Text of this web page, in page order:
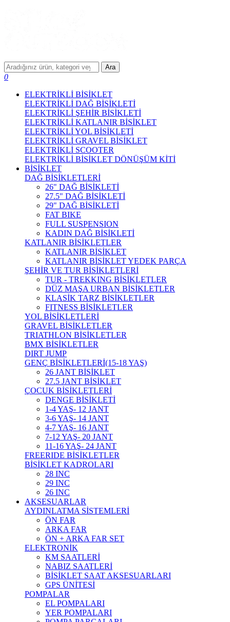
Ara
0
ELEKTRİKLİ BİSİKLET
ELEKTRİKLİ DAĞ BİSİKLETİ
ELEKTRİKLİ ŞEHİR BİSİKLETİ
ELEKTRİKLİ KATLANIR BİSİKLET
ELEKTRİKLİ YOL BİSİKLETİ
ELEKTRİKLİ GRAVEL BİSİKLET
ELEKTRİKLİ SCOOTER
ELEKTRİKLİ BİSİKLET DÖNÜŞÜM KİTİ
BİSİKLET
DAĞ BİSİKLETLERİ
26" DAĞ BİSİKLETİ
27.5" DAĞ BİSİKLETİ
29" DAĞ BİSİKLETİ
FAT BIKE
FULL SUSPENSION
KADIN DAĞ BİSİKLETİ
KATLANIR BİSİKLETLER
KATLANIR BİSİKLET
KATLANIR BİSİKLET YEDEK PARÇA
ŞEHİR VE TUR BİSİKLETLERİ
TUR - TREKKING BİSİKLETLER
DÜZ MAŞA URBAN BİSİKLETLER
KLASİK TARZ BİSİKLETLER
FITNESS BİSİKLETLER
YOL BİSİKLETLERİ
GRAVEL BİSİKLETLER
TRIATHLON BİSİKLETLER
BMX BİSİKLETLER
DIRT JUMP
GENÇ BİSİKLETLERİ(15-18 YAŞ)
26 JANT BİSİKLET
27.5 JANT BİSİKLET
ÇOCUK BİSİKLETLERİ
DENGE BİSİKLETİ
1-4 YAŞ- 12 JANT
3-6 YAŞ- 14 JANT
4-7 YAŞ- 16 JANT
7-12 YAŞ- 20 JANT
11-16 YAŞ- 24 JANT
FREERIDE BİSİKLETLER
BİSİKLET KADROLARI
28 INC
29 INC
26 INC
AKSESUARLAR
AYDINLATMA SİSTEMLERİ
ÖN FAR
ARKA FAR
ÖN + ARKA FAR SET
ELEKTRONİK
KM SAATLERİ
NABIZ SAATLERİ
BİSİKLET SAAT AKSESUARLARI
GPS ÜNİTESİ
POMPALAR
EL POMPALARI
YER POMPALARI